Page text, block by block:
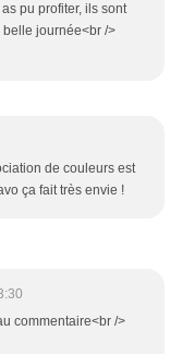
pu profiter, ils sont
journée<br />
de couleurs est
ça fait très envie !
commentaire<br />